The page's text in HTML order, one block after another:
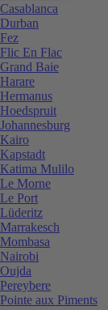
Casablanca
Durban
Fez
Flic En Flac
Grand Baie
Harare
Hermanus
Hoedspruit
Johannesburg
Kairo
Kapstadt
Katima Mulilo
Le Morne
Le Port
Lüderitz
Marrakesch
Mombasa
Nairobi
Oujda
Pereybere
Pointe aux Piments